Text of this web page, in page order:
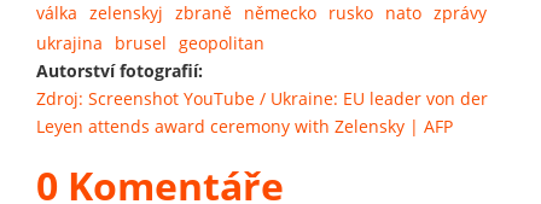
válka zelenskyj zbraně německo rusko nato zprávy
ukrajina
brusel geopolitan
Autorství fotografií:
Zdroj: Screenshot YouTube / Ukraine: EU leader von der
Leyen attends award ceremony with Zelensky | AFP
0 Komentáře